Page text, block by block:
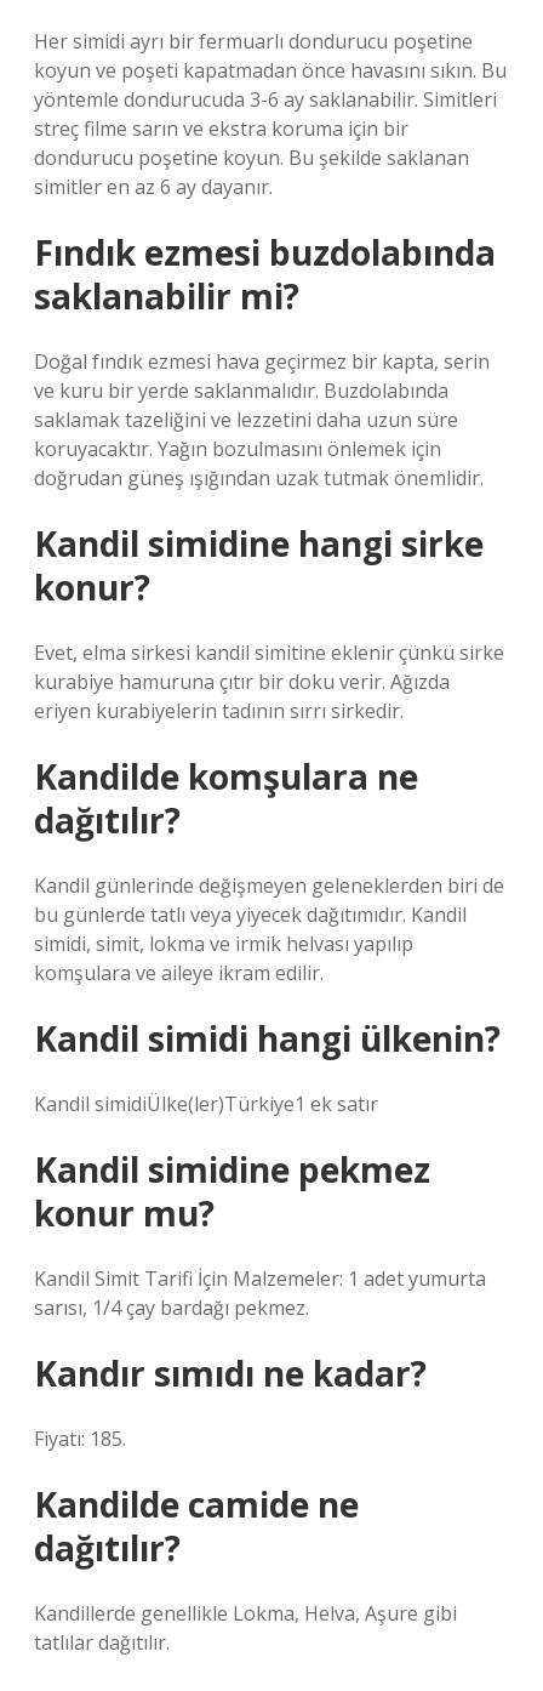
Her simidi ayrı bir fermuarlı dondurucu poşetine
koyun ve poşeti kapatmadan önce havasını sıkın. Bu
yöntemle dondurucuda 3-6 ay saklanabilir. Simitleri
streç filme sarın ve ekstra koruma için bir
dondurucu poşetine koyun. Bu şekilde saklanan
simitler en az 6 ay dayanır.
Fındık ezmesi buzdolabında
saklanabilir mi?
Doğal fındık ezmesi hava geçirmez bir kapta, serin
ve kuru bir yerde saklanmalıdır. Buzdolabında
saklamak tazeliğini ve lezzetini daha uzun süre
koruyacaktır. Yağın bozulmasını önlemek için
doğrudan güneş ışığından uzak tutmak önemlidir.
Kandil simidine hangi sirke
konur?
Evet, elma sirkesi kandil simitine eklenir çünkü sirke
kurabiye hamuruna çıtır bir doku verir. Ağızda
eriyen kurabiyelerin tadının sırrı sirkedir.
Kandilde komşulara ne
dağıtılır?
Kandil günlerinde değişmeyen geleneklerden biri de
bu günlerde tatlı veya yiyecek dağıtımıdır. Kandil
simidi, simit, lokma ve irmik helvası yapılıp
komşulara ve aileye ikram edilir.
Kandil simidi hangi ülkenin?
Kandil simidiÜlke(ler)Türkiye1 ek satır
Kandil simidine pekmez
konur mu?
Kandil Simit Tarifi İçin Malzemeler: 1 adet yumurta
sarısı, 1/4 çay bardağı pekmez.
Kandır sımıdı ne kadar?
Fiyatı: 185.
Kandilde camide ne
dağıtılır?
Kandillerde genellikle Lokma, Helva, Aşure gibi
tatlılar dağıtılır.